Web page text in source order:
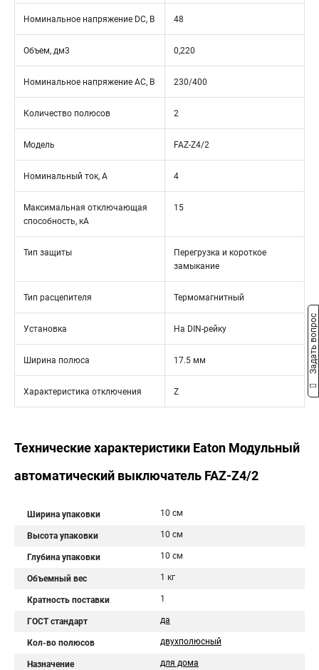
Номинальное напряжение DC, В 48
Объем, дм3 0,220
Номинальное напряжение АС, В 230/400
Количество полюсов 2
Модель FAZ-Z4/2
Номинальный ток, А 4
Максимальная отключающая
способность, кА
15
Тип защиты
Перегрузка и короткое
замыкание
Тип расцепителя Термомагнитный
Установка На DIN-рейку
Ширина полюса 17.5 мм
Характеристика отключения Z
Технические характеристики Eaton Модульный
автоматический выключатель FAZ-Z4/2
Ширина упаковки 10 см
Высота упаковки 10 см
Глубина упаковки 10 см
Объемный вес 1 кг
Кратность поставки 1
ГОСТ стандарт да
Кол-во полюсов двухполюсный
Назначение для дома
Задать вопрос